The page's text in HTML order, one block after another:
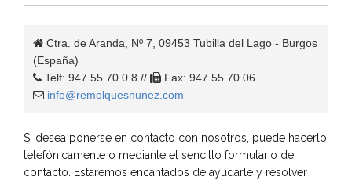
Ctra. de Aranda, Nº 7, 09453 Tubilla del Lago - Burgos
(España)
Telf: 947 55 70 0 8 //
Fax: 947 55 70 06
info@remolquesnunez.com
Si desea ponerse en contacto con nosotros, puede hacerlo
telefónicamente o mediante el sencillo formulario de
contacto. Estaremos encantados de ayudarle y resolver